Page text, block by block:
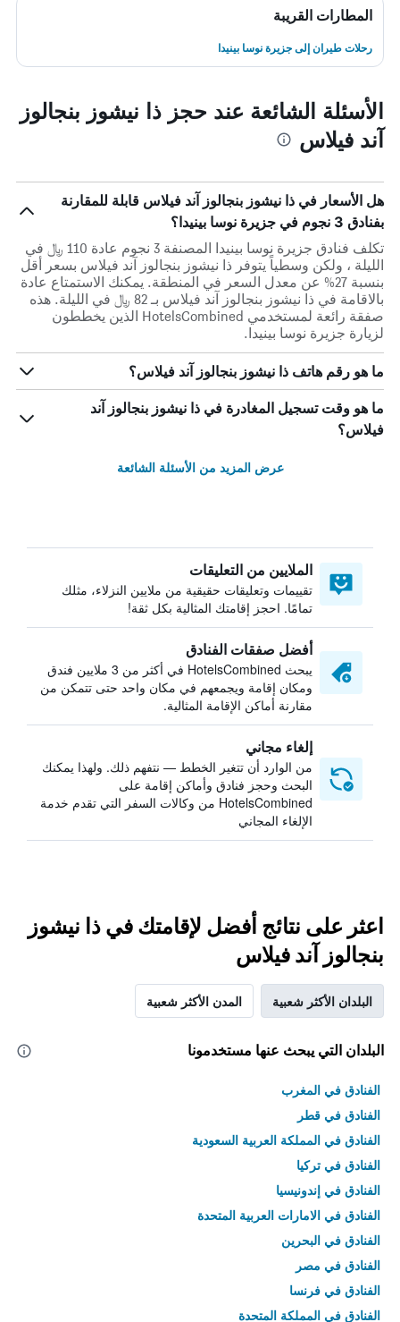
المطارات القريبة
رحلات طيران إلى جزيرة نوسا بينيدا
الأسئلة الشائعة عند حجز ذا نيشوز بنجالوز
آند فيلاس
هل الأسعار في ذا نيشوز بنجالوز آند فيلاس قابلة للمقارنة
بفنادق 3 نجوم في جزيرة نوسا بينيدا؟
تكلف فنادق جزيرة نوسا بينيدا المصنفة 3 نجوم عادة 110 ﷼ في
الليلة ، ولكن وسطياً يتوفر ذا نيشوز بنجالوز آند فيلاس بسعر أقل
بنسبة 27% عن معدل السعر في المنطقة. يمكنك الاستمتاع عادة
بالاقامة في ذا نيشوز بنجالوز آند فيلاس بـ 82 ﷼ في الليلة. هذه
صفقة رائعة لمستخدمي HotelsCombined الذين يخططون
لزيارة جزيرة نوسا بينيدا.
ما هو رقم هاتف ذا نيشوز بنجالوز آند فيلاس؟
ما هو وقت تسجيل المغادرة في ذا نيشوز بنجالوز آند
فيلاس؟
عرض المزيد من الأسئلة الشائعة
الملايين من التعليقات
تقييمات وتعليقات حقيقية من ملايين النزلاء، مثلك
تمامًا. احجز إقامتك المثالية بكل ثقة!
أفضل صفقات الفنادق
يبحث HotelsCombined في أكثر من 3 ملايين فندق
ومكان إقامة ويجمعهم في مكان واحد حتى تتمكن من
مقارنة أماكن الإقامة المثالية.
إلغاء مجاني
من الوارد أن تتغير الخطط — نتفهم ذلك. ولهذا يمكنك
البحث وحجز فنادق وأماكن إقامة على
HotelsCombined من وكالات السفر التي تقدم خدمة
الإلغاء المجاني
اعثر على نتائج أفضل لإقامتك في ذا نيشوز
بنجالوز آند فيلاس
البلدان الأكثر شعبية المدن الأكثر شعبية
البلدان التي يبحث عنها مستخدمونا
الفنادق في المغرب
الفنادق في قطر
الفنادق في المملكة العربية السعودية
الفنادق في تركيا
الفنادق في إندونيسيا
الفنادق في الامارات العربية المتحدة
الفنادق في البحرين
الفنادق في مصر
الفنادق في فرنسا
الفنادق في المملكة المتحدة